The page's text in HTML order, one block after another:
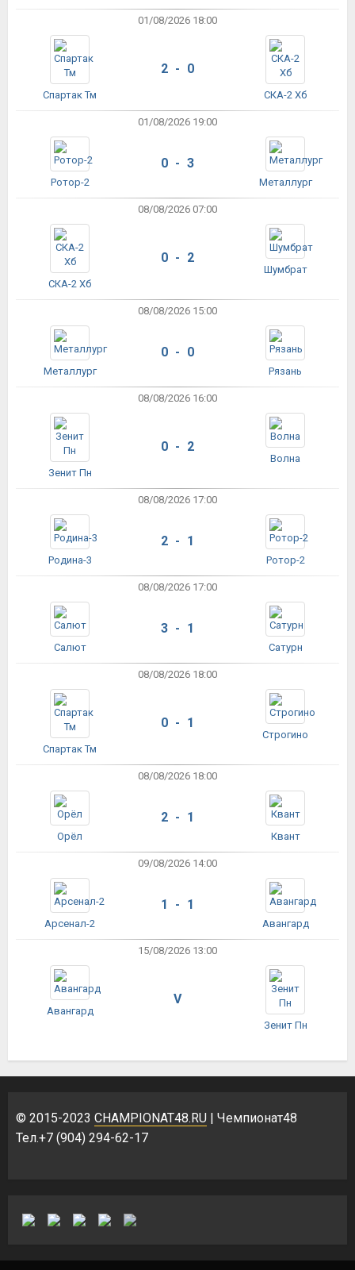
01/08/2026 18:00
Спартак Тм
2 - 0
СКА-2 Хб
01/08/2026 19:00
Ротор-2
0 - 3
Металлург
08/08/2026 07:00
СКА-2 Хб
0 - 2
Шумбрат
08/08/2026 15:00
Металлург
0 - 0
Рязань
08/08/2026 16:00
Зенит Пн
0 - 2
Волна
08/08/2026 17:00
Родина-3
2 - 1
Ротор-2
08/08/2026 17:00
Салют
3 - 1
Сатурн
08/08/2026 18:00
Спартак Тм
0 - 1
Строгино
08/08/2026 18:00
Орёл
2 - 1
Квант
09/08/2026 14:00
Арсенал-2
1 - 1
Авангард
15/08/2026 13:00
Авангард
V
Зенит Пн
© 2015-2023 CHAMPIONAT48.RU | Чемпионат48
Тел.+7 (904) 294-62-17